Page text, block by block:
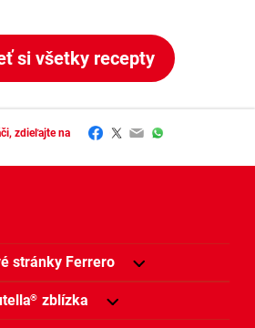
si všetky recepty
zdieľajte na Facebook
Twitter
EmailWhatsApp
stránky Ferrero
® zblízka